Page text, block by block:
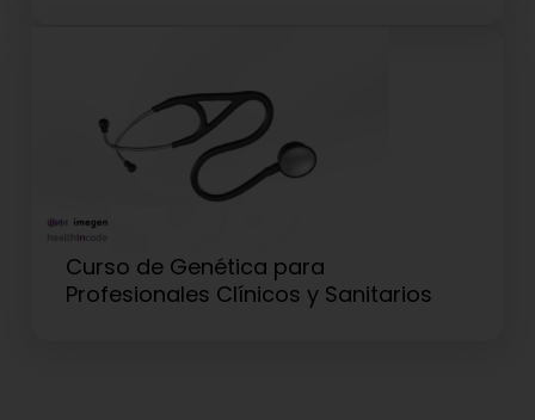
Curso de Genética para
Profesionales Clínicos y Sanitarios